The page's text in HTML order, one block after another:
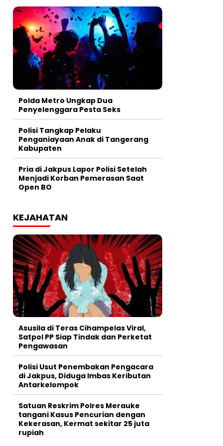
Polda Metro Ungkap Dua
Penyelenggara Pesta Seks
Polisi Tangkap Pelaku
Penganiayaan Anak di Tangerang
Kabupaten
Pria di Jakpus Lapor Polisi Setelah
Menjadi Korban Pemerasan Saat
Open BO
KEJAHATAN
Asusila di Teras Cihampelas Viral,
Satpol PP Siap Tindak dan Perketat
Pengawasan
Polisi Usut Penembakan Pengacara
di Jakpus, Diduga Imbas Keributan
Antarkelompok
Satuan Reskrim Polres Merauke
tangani Kasus Pencurian dengan
Kekerasan, Kermat sekitar 25 juta
rupiah